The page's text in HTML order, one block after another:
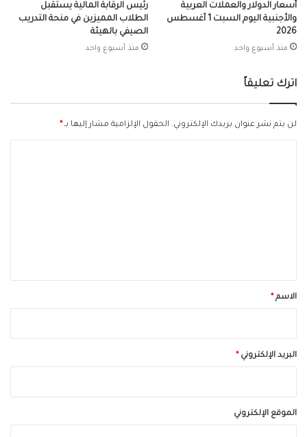
أسعار الدولار والعملات العربية
والأجنبية اليوم السبت 1 أغسطس
2026
منذ أسبوع واحد
رئيس الرقابة المالية يستقبل
الطلاب المميزين في منحة التدريب
الصيفي بالهيئة
منذ أسبوع واحد
اترك تعليقاً
لن يتم نشر عنوان بريدك الإلكتروني. الحقول الإلزامية مشار إليها بـ*
*الاسم*
البريد الإلكتروني*
الموقع الإلكتروني